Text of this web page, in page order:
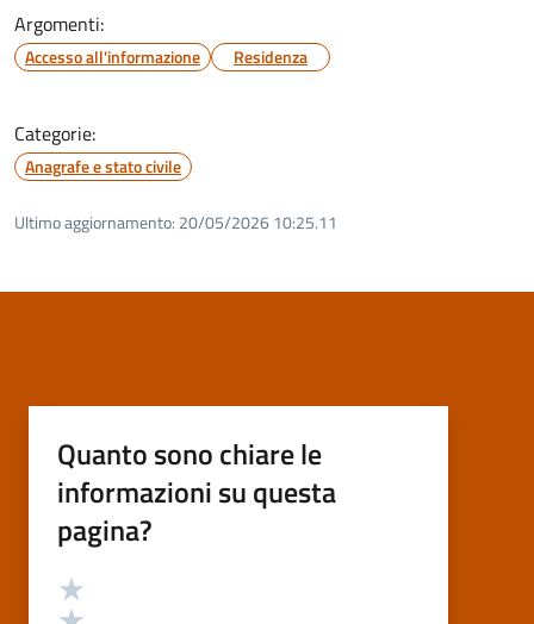
Argomenti:
Accesso all'informazione Residenza
Categorie:
Anagrafe e stato civile
Ultimo aggiornamento: 20/05/2026 10:25.11
Quanto sono chiare le
informazioni su questa
pagina?
Valutazione